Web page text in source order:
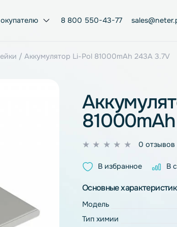
Покупателю 8 800 550-43-77
ячейки/ Аккумулятор Li-Pol 81000mAh
0
5
В
Основные